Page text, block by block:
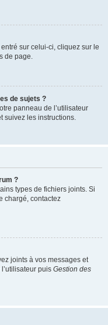
sur celui-ci, cliquez sur le
de page.
de sujets ?
panneau de l’utilisateur
suivez les instructions.
?
types de fichiers joints. Si
chargé, contactez
joints à vos messages et
puis Gestion des